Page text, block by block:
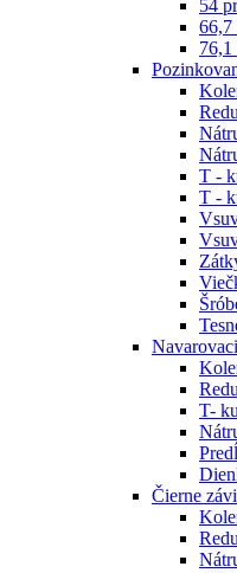
54
66,7
76,1
T -
T -
T-
Čierne